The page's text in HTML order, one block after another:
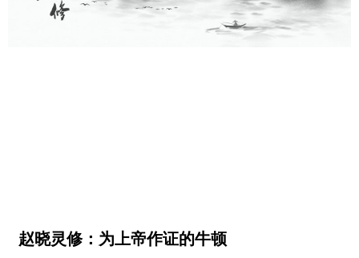
赵晓灵修：为上帝作证的牛顿